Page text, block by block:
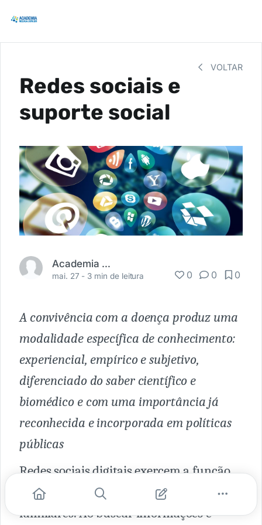
VOLTAR
Redes sociais e
suporte social
Academia Médica
mai. 27 - 3 min de leitura 0 0 0
A convivência com a doença produz uma
modalidade específica de conhecimento:
experiencial, empírico e subjetivo,
diferenciado do saber científico e
biomédico e com uma importância já
reconhecida e incorporada em políticas
públicas
Redes sociais digitais exercem a função
de oferecer suporte social a pacientes e
familiares. Ao buscar informações e